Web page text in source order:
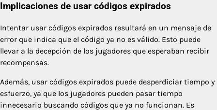
Implicaciones de usar códigos expirados
Intentar usar códigos expirados resultará en un mensaje de
error que indica que el código ya no es válido. Esto puede
llevar a la decepción de los jugadores que esperaban recibir
recompensas.
Además, usar códigos expirados puede desperdiciar tiempo y
esfuerzo, ya que los jugadores pueden pasar tiempo
innecesario buscando códigos que ya no funcionan. Es